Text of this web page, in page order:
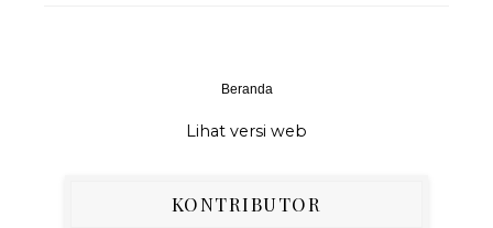
Beranda
Lihat versi web
KONTRIBUTOR